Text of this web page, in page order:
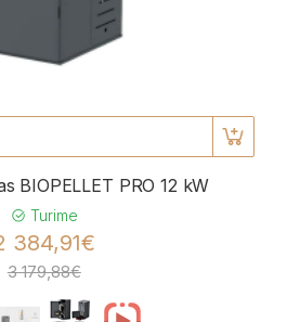
BIOPELLET PRO 12 kW
Turime
384,91€
3 179,88€